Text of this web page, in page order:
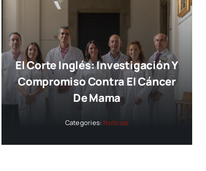
El Corte Inglés: Investigación Y
Compromiso Contra El Cáncer
De Mama
Categories: Noticias